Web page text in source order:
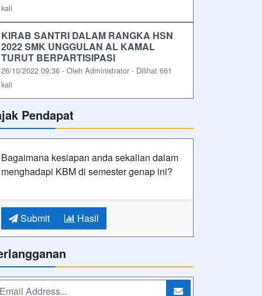
kali
KIRAB SANTRI DALAM RANGKA HSN
2022 SMK UNGGULAN AL KAMAL
TURUT BERPARTISIPASI
26/10/2022 09:36 - Oleh Administrator - Dilihat 661
kali
Pendapat
Bagaimana kesiapan anda sekalian dalam
menghadapi KBM di semester genap ini?
Submit Hasil